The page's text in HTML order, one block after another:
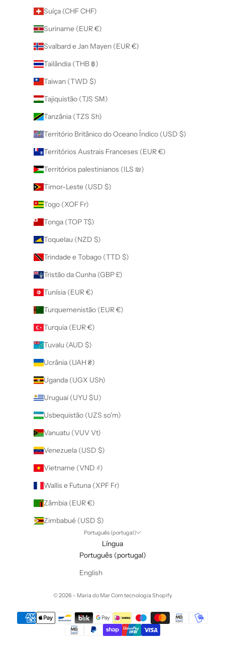
Suíça (CHF CHF)
Suriname (EUR €)
Svalbard e Jan Mayen (EUR €)
Tailândia (THB ฿)
Taiwan (TWD $)
Tajiquistão (TJS ЅМ)
Tanzânia (TZS Sh)
Território Britânico do Oceano Índico (USD $)
Territórios Austrais Franceses (EUR €)
Territórios palestinianos (ILS ₪)
Timor-Leste (USD $)
Togo (XOF Fr)
Tonga (TOP T$)
Toquelau (NZD $)
Trindade e Tobago (TTD $)
Tristão da Cunha (GBP £)
Tunísia (EUR €)
Turquemenistão (EUR €)
Turquia (EUR €)
Tuvalu (AUD $)
Ucrânia (UAH ₴)
Uganda (UGX USh)
Uruguai (UYU $U)
Usbequistão (UZS so'm)
Vanuatu (VUV Vt)
Venezuela (USD $)
Vietname (VND ₫)
Wallis e Futuna (XPF Fr)
Zâmbia (EUR €)
Zimbabué (USD $)
Português (portugal)
Língua
Português (portugal)
English
© 2026 - Maria do MarCom tecnologia Shopify